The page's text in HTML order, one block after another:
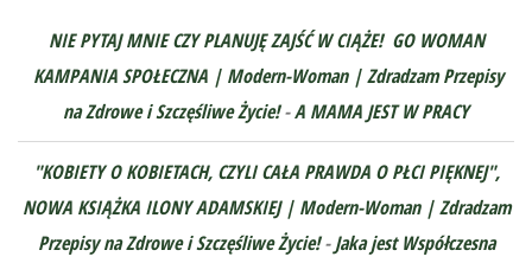
NIE PYTAJ MNIE CZY PLANUJĘ ZAJŚĆ W CIĄŻE! GO WOMAN
KAMPANIA SPOŁECZNA | Modern-Woman | Zdradzam Przepisy
na Zdrowe i Szczęśliwe Życie!-A MAMA JEST W PRACY
"KOBIETY O KOBIETACH, CZYLI CAŁA PRAWDA O PŁCI PIĘKNEJ",
NOWA KSIĄŻKA ILONY ADAMSKIEJ | Modern-Woman | Zdradzam
Przepisy na Zdrowe i Szczęśliwe Życie!-Jaka jest Współczesna